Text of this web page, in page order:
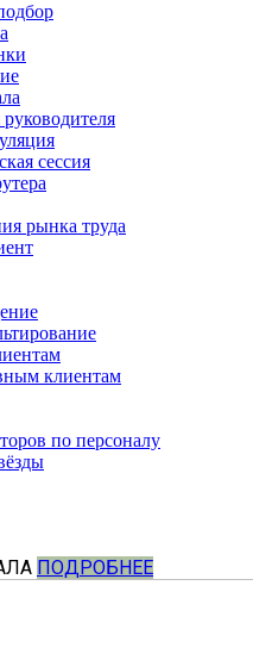
сессия
рынка труда
клиентам
по персоналу
ПОДРОБНЕЕ